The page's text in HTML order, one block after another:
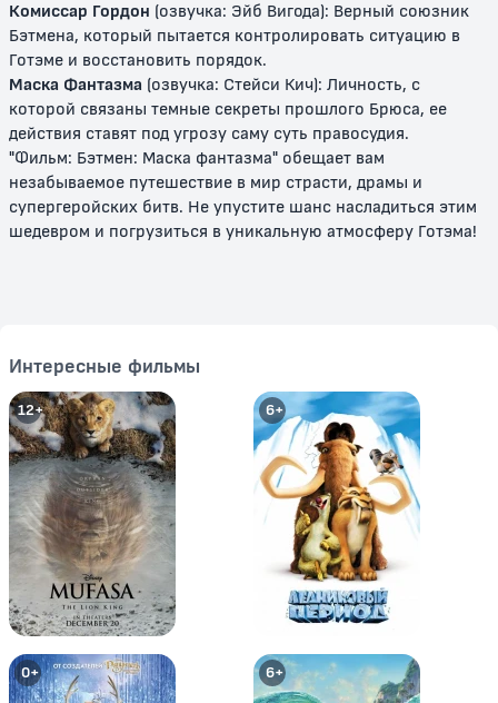
Бэтмен против Дракулы Бэтмен: Отвага и смелость
Бэтмен: Нападение на Аркхэм
Супермен/Бэтмен: Враги
общества
16+ 12+
Комиссар Гордон (озвучка: Эйб Вигода): Верный союзник
Бэтмена, который пытается контролировать ситуацию в
Готэме и восстановить порядок.
Маска Фантазма (озвучка: Стейси Кич): Личность, с
которой связаны темные секреты прошлого Брюса, ее
действия ставят под угрозу саму суть правосудия.
"Фильм: Бэтмен: Маска фантазма" обещает вам
незабываемое путешествие в мир страсти, драмы и
супергеройских битв. Не упустите шанс насладиться этим
шедевром и погрузиться в уникальную атмосферу Готэма!
Интересные фильмы
12+ 6+
0+ 6+